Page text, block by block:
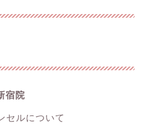
宿院
セルについて